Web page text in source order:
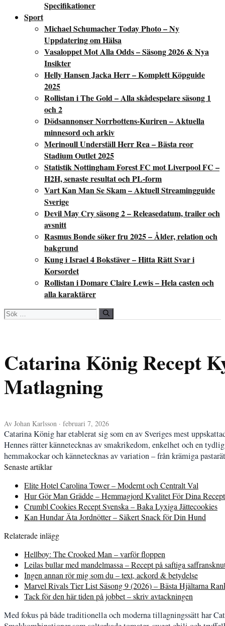
Specifikationer
Sport
Michael Schumacher Today Photo – Ny
Uppdatering om Hälsa
Vasaloppet Mot Alla Odds – Säsong 2026 & Nya
Insikter
Helly Hansen Jacka Herr – Komplett Köpguide
2025
Rollistan i The Gold – Alla skådespelare säsong 1
och 2
Dödsannonser Norrbottens-Kuriren – Aktuella
minnesord och arkiv
Merinoull Underställ Herr Rea – Bästa reor
Stadium Outlet 2025
Statistik Nottingham Forest FC mot Liverpool FC –
H2H, senaste resultat och PL-form
Vart Kan Man Se Skam – Aktuell Streamingguide
Sverige
Devil May Cry säsong 2 – Releasedatum, trailer och
avsnitt
Rasmus Bonde söker fru 2025 – Ålder, relation och
bakgrund
Kung i Israel 4 Bokstäver – Hitta Rätt Svar i
Korsordet
Rollistan i Domare Claire Lewis – Hela casten och
alla karaktärer
Sök
efter:
Catarina König Recept
Matlagning
Av Johan Karlsson · februari 7, 2026
Catarina König har etablerat sig som en av Sveriges mest
Hennes rätter kännetecknas av smakrikedom, enkelhet och en
hemmakockar och kännetecknas av variation – från krämiga
Senaste artiklar
Elite Hotel Carolina Tower – Modernt och Centralt Val
Hur Gör Man Grädde – Hemmagjord Kvalitet För Dina Recept
Crumbl Cookies Recept Svenska – Baka Lyxiga Jättecookies
Kan Hundar Äta Jordnötter – Säkert Snack för Din Hund
Relaterade inlägg
Hellboy: The Crooked Man – varför floppen
Leilas bullar med mandelmassa – Recept på saftiga
Ingen annan rör mig som du – text, ackord & betydelse
Marvel Rivals Tier List Säsong 9 (2026) – Bästa Hjältarna
Tack för den här tiden på jobbet – skriv avtackningen
Med fokus på både traditionella och moderna tillagningssätt har